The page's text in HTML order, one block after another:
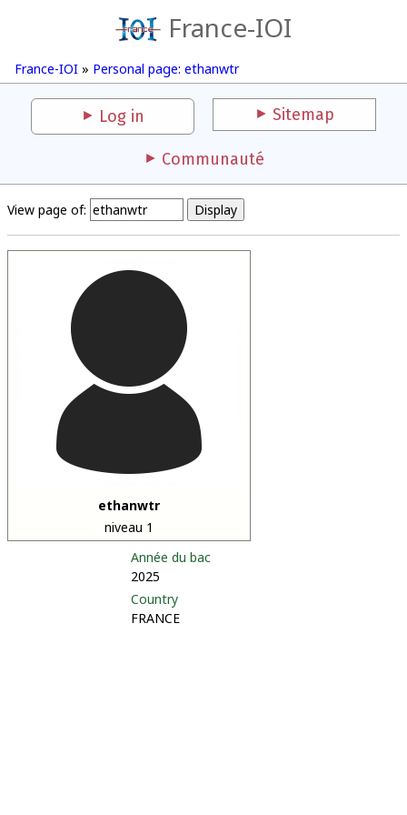
France-IOI
France-IOI » Personal page: ethanwtr
Log in Sitemap
Communauté
View page of:
ethanwtr
niveau 1
Année du bac
2025
Country
FRANCE